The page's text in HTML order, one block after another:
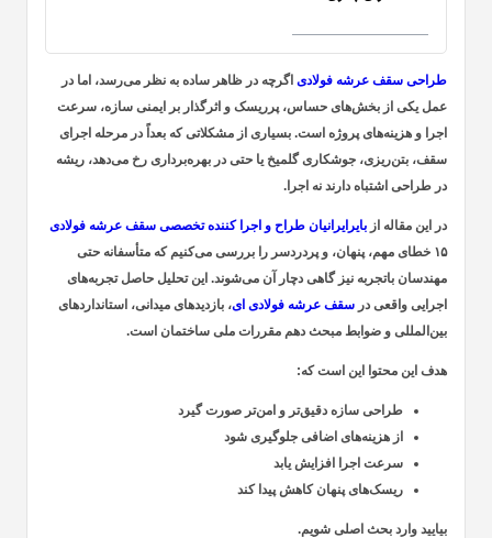
طراحی سقف عرشه فولادی اگرچه در ظاهر ساده به نظر می‌رسد، اما در
عمل یکی از بخش‌های حساس، پرریسک و اثرگذار بر ایمنی سازه، سرعت
اجرا و هزینه‌های پروژه است. بسیاری از مشکلاتی که بعداً در مرحله اجرای
سقف، بتن‌ریزی، جوشکاری گلمیخ یا حتی در بهره‌برداری رخ می‌دهد، ریشه
در طراحی اشتباه دارند نه اجرا.
در این مقاله از بایرایرانیان طراح و اجرا کننده تخصصی سقف عرشه فولادی
۱۵ خطای مهم، پنهان، و پردردسر را بررسی می‌کنیم که متأسفانه حتی
مهندسان باتجربه نیز گاهی دچار آن می‌شوند. این تحلیل حاصل تجربه‌های
اجرایی واقعی در سقف عرشه فولادی ای، بازدیدهای میدانی، استانداردهای
بین‌المللی و ضوابط مبحث دهم مقررات ملی ساختمان است.
هدف این محتوا این است که:
طراحی سازه دقیق‌تر و امن‌تر صورت گیرد
از هزینه‌های اضافی جلوگیری شود
سرعت اجرا افزایش یابد
ریسک‌های پنهان کاهش پیدا کند
بیایید وارد بحث اصلی شویم.